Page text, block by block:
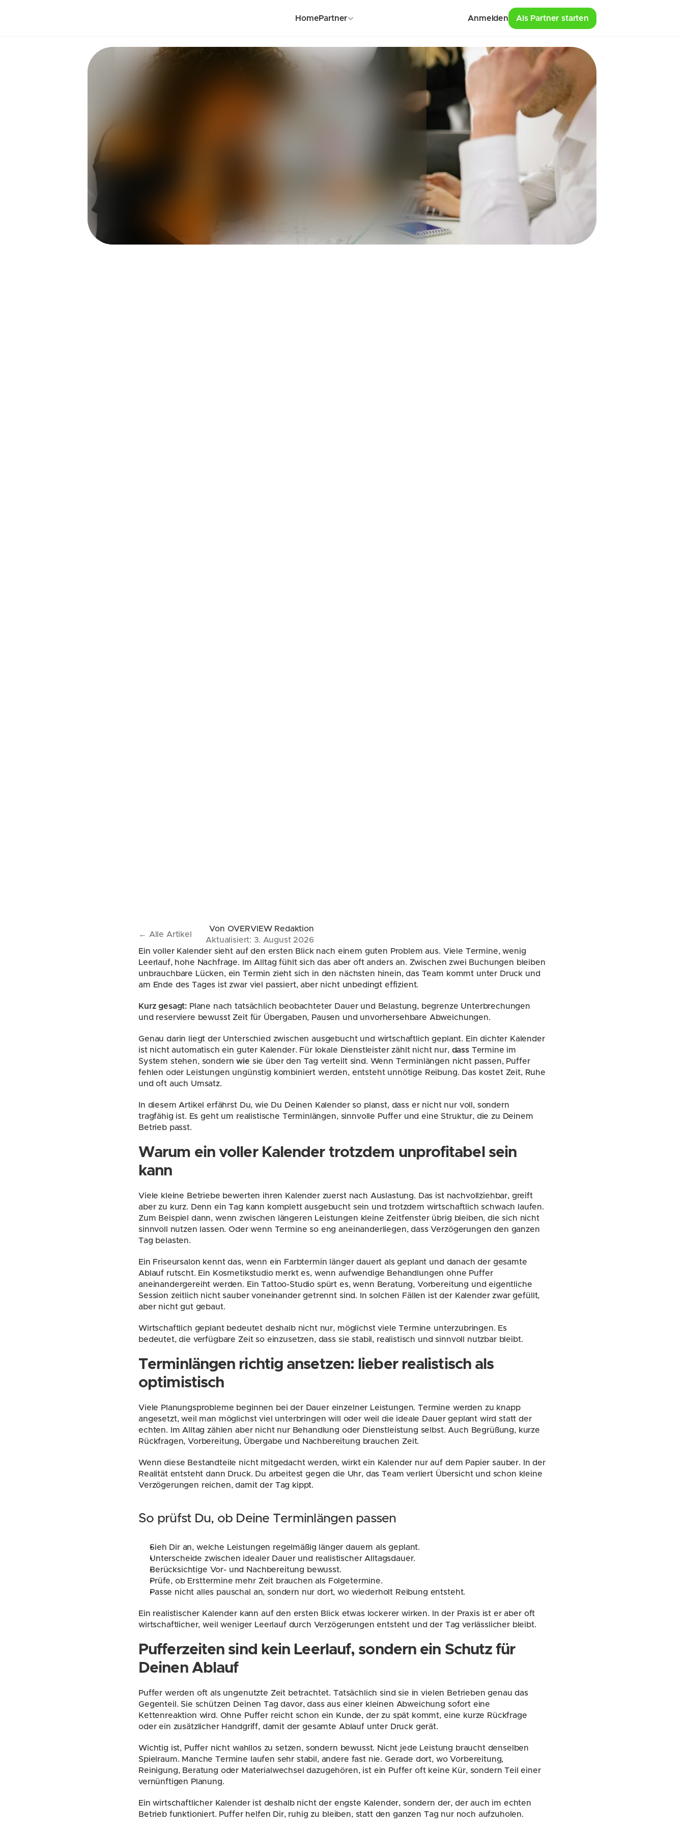
HomePartner Anmelden Als Partner starten
← Alle Artikel
Von OVERVIEW Redaktion
Aktualisiert: 3. August 2026
Ein voller Kalender sieht auf den ersten Blick nach einem guten Problem aus. Viele Termine, wenig
Leerlauf, hohe Nachfrage. Im Alltag fühlt sich das aber oft anders an. Zwischen zwei Buchungen bleiben
unbrauchbare Lücken, ein Termin zieht sich in den nächsten hinein, das Team kommt unter Druck und
am Ende des Tages ist zwar viel passiert, aber nicht unbedingt effizient.
Kurz gesagt: Plane nach tatsächlich beobachteter Dauer und Belastung, begrenze Unterbrechungen
und reserviere bewusst Zeit für Übergaben, Pausen und unvorhersehbare Abweichungen.
Genau darin liegt der Unterschied zwischen ausgebucht und wirtschaftlich geplant. Ein dichter Kalender
ist nicht automatisch ein guter Kalender. Für lokale Dienstleister zählt nicht nur, dass Termine im
System stehen, sondern wie sie über den Tag verteilt sind. Wenn Terminlängen nicht passen, Puffer
fehlen oder Leistungen ungünstig kombiniert werden, entsteht unnötige Reibung. Das kostet Zeit, Ruhe
und oft auch Umsatz.
In diesem Artikel erfährst Du, wie Du Deinen Kalender so planst, dass er nicht nur voll, sondern
tragfähig ist. Es geht um realistische Terminlängen, sinnvolle Puffer und eine Struktur, die zu Deinem
Betrieb passt.
Warum ein voller Kalender trotzdem unprofitabel sein
kann
Viele kleine Betriebe bewerten ihren Kalender zuerst nach Auslastung. Das ist nachvollziehbar, greift
aber zu kurz. Denn ein Tag kann komplett ausgebucht sein und trotzdem wirtschaftlich schwach laufen.
Zum Beispiel dann, wenn zwischen längeren Leistungen kleine Zeitfenster übrig bleiben, die sich nicht
sinnvoll nutzen lassen. Oder wenn Termine so eng aneinanderliegen, dass Verzögerungen den ganzen
Tag belasten.
Ein Friseursalon kennt das, wenn ein Farbtermin länger dauert als geplant und danach der gesamte
Ablauf rutscht. Ein Kosmetikstudio merkt es, wenn aufwendige Behandlungen ohne Puffer
aneinandergereiht werden. Ein Tattoo-Studio spürt es, wenn Beratung, Vorbereitung und eigentliche
Session zeitlich nicht sauber voneinander getrennt sind. In solchen Fällen ist der Kalender zwar gefüllt,
aber nicht gut gebaut.
Wirtschaftlich geplant bedeutet deshalb nicht nur, möglichst viele Termine unterzubringen. Es
bedeutet, die verfügbare Zeit so einzusetzen, dass sie stabil, realistisch und sinnvoll nutzbar bleibt.
Terminlängen richtig ansetzen: lieber realistisch als
optimistisch
Viele Planungsprobleme beginnen bei der Dauer einzelner Leistungen. Termine werden zu knapp
angesetzt, weil man möglichst viel unterbringen will oder weil die ideale Dauer geplant wird statt der
echten. Im Alltag zählen aber nicht nur Behandlung oder Dienstleistung selbst. Auch Begrüßung, kurze
Rückfragen, Vorbereitung, Übergabe und Nachbereitung brauchen Zeit.
Wenn diese Bestandteile nicht mitgedacht werden, wirkt ein Kalender nur auf dem Papier sauber. In der
Realität entsteht dann Druck. Du arbeitest gegen die Uhr, das Team verliert Übersicht und schon kleine
Verzögerungen reichen, damit der Tag kippt.
So prüfst Du, ob Deine Terminlängen passen
Sieh Dir an, welche Leistungen regelmäßig länger dauern als geplant.
Unterscheide zwischen idealer Dauer und realistischer Alltagsdauer.
Berücksichtige Vor- und Nachbereitung bewusst.
Prüfe, ob Ersttermine mehr Zeit brauchen als Folgetermine.
Passe nicht alles pauschal an, sondern nur dort, wo wiederholt Reibung entsteht.
Ein realistischer Kalender kann auf den ersten Blick etwas lockerer wirken. In der Praxis ist er aber oft
wirtschaftlicher, weil weniger Leerlauf durch Verzögerungen entsteht und der Tag verlässlicher bleibt.
Pufferzeiten sind kein Leerlauf, sondern ein Schutz für
Deinen Ablauf
Puffer werden oft als ungenutzte Zeit betrachtet. Tatsächlich sind sie in vielen Betrieben genau das
Gegenteil. Sie schützen Deinen Tag davor, dass aus einer kleinen Abweichung sofort eine
Kettenreaktion wird. Ohne Puffer reicht schon ein Kunde, der zu spät kommt, eine kurze Rückfrage
oder ein zusätzlicher Handgriff, damit der gesamte Ablauf unter Druck gerät.
Wichtig ist, Puffer nicht wahllos zu setzen, sondern bewusst. Nicht jede Leistung braucht denselben
Spielraum. Manche Termine laufen sehr stabil, andere fast nie. Gerade dort, wo Vorbereitung,
Reinigung, Beratung oder Materialwechsel dazugehören, ist ein Puffer oft keine Kür, sondern Teil einer
vernünftigen Planung.
Ein wirtschaftlicher Kalender ist deshalb nicht der engste Kalender, sondern der, der auch im echten
Betrieb funktioniert. Puffer helfen Dir, ruhig zu bleiben, statt den ganzen Tag nur noch aufzuholen.